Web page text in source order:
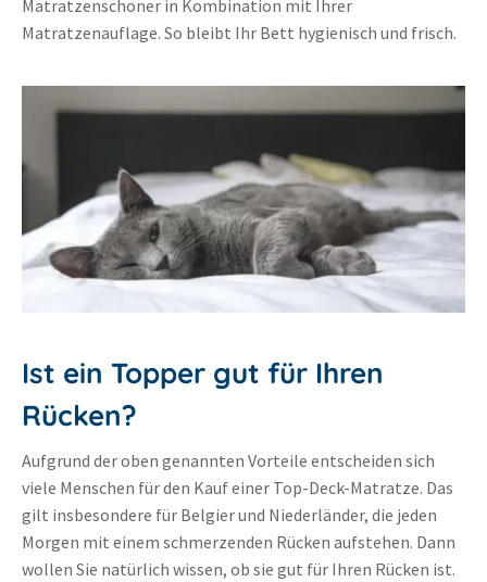
Matratzenschoner in Kombination mit Ihrer
Matratzenauflage. So bleibt Ihr Bett hygienisch und frisch.
Ist ein Topper gut für Ihren
Rücken?
Aufgrund der oben genannten Vorteile entscheiden sich
viele Menschen für den Kauf einer Top-Deck-Matratze. Das
gilt insbesondere für Belgier und Niederländer, die jeden
Morgen mit einem schmerzenden Rücken aufstehen. Dann
wollen Sie natürlich wissen, ob sie gut für Ihren Rücken ist.